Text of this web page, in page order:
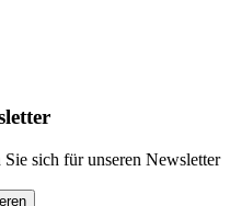
sich für unseren Newsletter